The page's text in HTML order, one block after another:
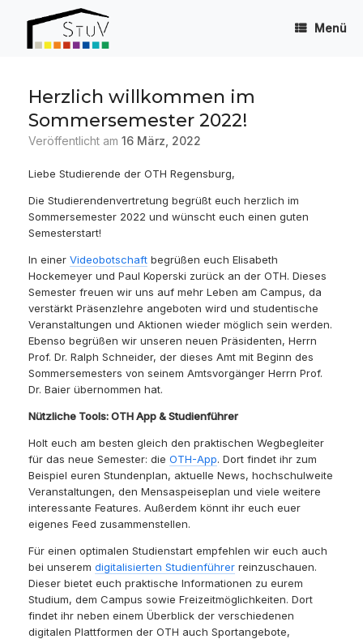
Menü
Herzlich willkommen im
Sommersemester 2022!
Veröffentlicht am 16 März, 2022
Liebe Studierende der OTH Regensburg,
Die Studierendenvertretung begrüßt euch herzlich im
Sommersemester 2022 und wünscht euch einen guten
Semesterstart!
In einer Videobotschaft begrüßen euch Elisabeth
Hockemeyer und Paul Koperski zurück an der OTH. Dieses
Semester freuen wir uns auf mehr Leben am Campus, da
verstärkt Präsenzlehre angeboten wird und studentische
Veranstaltungen und Aktionen wieder möglich sein werden.
Ebenso begrüßen wir unseren neuen Präsidenten, Herrn
Prof. Dr. Ralph Schneider, der dieses Amt mit Beginn des
Sommersemesters von seinem Amtsvorgänger Herrn Prof.
Dr. Baier übernommen hat.
Nützliche Tools: OTH App & Studienführer
Holt euch am besten gleich den praktischen Wegbegleiter
für das neue Semester: die OTH-App. Dort findet ihr zum
Beispiel euren Stundenplan, aktuelle News, hochschulweite
Veranstaltungen, den Mensaspeiseplan und viele weitere
interessante Features. Außerdem könnt ihr euch euer
eigenes Feed zusammenstellen.
Für einen optimalen Studienstart empfehlen wir euch auch
bei unserem digitalisierten Studienführer reinzuschauen.
Dieser bietet euch praktische Informationen zu eurem
Studium, dem Campus sowie Freizeitmöglichkeiten. Dort
findet ihr neben einem Überblick der verschiedenen
digitalen Plattformen der OTH auch Sportangebote,